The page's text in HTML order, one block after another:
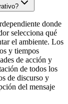
donde
selecciona qué
el ambiente. Los
y tiempos
de acción y
de todos los
de discurso y
del mensaje